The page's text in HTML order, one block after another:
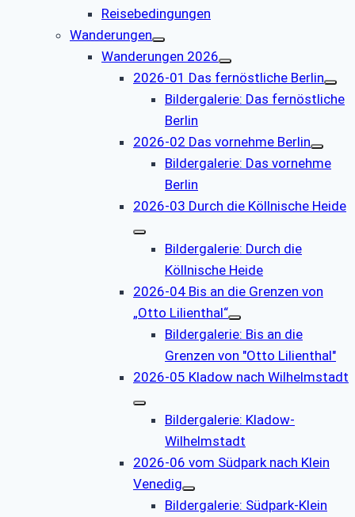
Reisebedingungen
Wanderungen
Wanderungen 2026
2026-01 Das fernöstliche Berlin
Bildergalerie: Das fernöstliche
Berlin
2026-02 Das vornehme Berlin
Bildergalerie: Das vornehme
Berlin
2026-03 Durch die Köllnische Heide
Bildergalerie: Durch die
Köllnische Heide
2026-04 Bis an die Grenzen von
„Otto Lilienthal“
Bildergalerie: Bis an die
Grenzen von "Otto Lilienthal"
2026-05 Kladow nach Wilhelmstadt
Bildergalerie: Kladow-
Wilhelmstadt
2026-06 vom Südpark nach Klein
Venedig
Bildergalerie: Südpark-Klein